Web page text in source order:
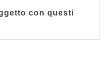
con questi